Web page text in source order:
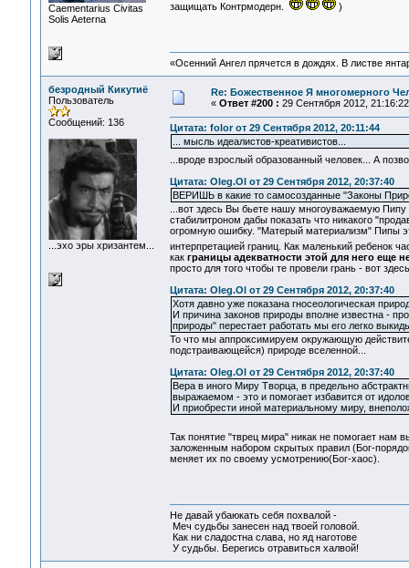
Сaementarius Civitas
Solis Aeterna
защищать Контрмодерн.
)
«Осенний Ангел прячется в дождях. В листве
безродный Кикутиё
Пользователь
Сообщений: 136
...эхо эры хризантем...
Re: Божественное Я многомерного
« Ответ #200 : 29 Сентября 2012,
Цитата: folor от 29 Сентября 2012, 20:11:44
... мысль идеалистов-креативистов...
...вроде взрослый образованный человек... А
Цитата: Oleg.Ol от 29 Сентября 2012, 20:37:40
ВЕРИШЬ в какие то самосозданные "Законы
...вот здесь Вы бьете нашу многоуважаемую
стабилитроном дабы показать что никакого
огромную ошибку. "Матерый материализм" Пипы
интерпретацией границ. Как маленький ребенок
как границы адекватности этой для него еще
просто для того чтобы те провели грань - вот
Цитата: Oleg.Ol от 29 Сентября 2012, 20:37:40
Хотя давно уже показана гносеологическая
И причина законов природы вполне известна -
природы" перестает работать мы его легко
То что мы аппроксимируем окружающую
подстраивающейся) природе вселенной...
Цитата: Oleg.Ol от 29 Сентября 2012, 20:37:40
Вера в иного Миру Творца, в предельно
выражаемом - это и помогает избавится от
И приобрести иной материальному миру,
Так понятие "тврец мира" никак не помогает нам
заложенным набором скрытых правил (Бог-
меняет их по своему усмотрению(Бог-хаос).
Не давай убаюкать себя похвалой -
Меч судьбы занесен над твоей головой.
Как ни сладостна слава, но яд наготове
У судьбы. Берегись отравиться халвой!